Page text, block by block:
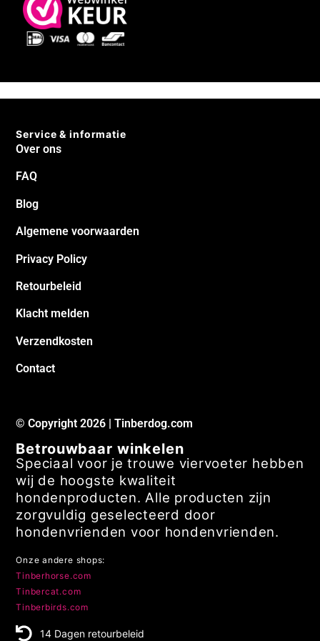
Service & informatie
Over ons
FAQ
Blog
Algemene voorwaarden
Privacy Policy
Retourbeleid
Klacht melden
Verzendkosten
Contact
© Copyright 2026 | Tinberdog.com
Betrouwbaar winkelen
Speciaal voor je trouwe viervoeter hebben
wij de hoogste kwaliteit
hondenproducten. Alle producten zijn
zorgvuldig geselecteerd door
hondenvrienden voor hondenvrienden.
Onze andere shops:
Tinberhorse.com
Tinbercat.com
Tinberbirds.com
14 Dagen retourbeleid